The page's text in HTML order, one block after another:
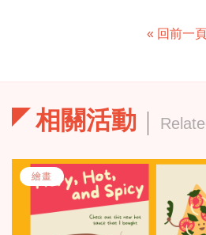
« 回前一
相關活動
繪畫